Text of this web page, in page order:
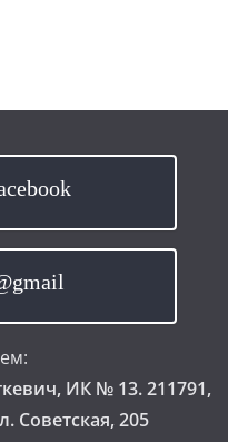
ИК № 13. 211791,
Советская, 205